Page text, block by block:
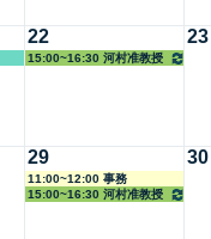
22
15:00~16:30 河村准教授
23
29
11:00~12:00 事務
15:00~16:30 河村准教授
30